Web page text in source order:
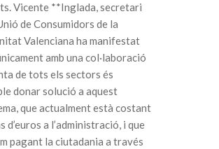
Vicente **Inglada, secretari
de Consumidors de la
Valenciana ha manifestat
amb una col·laboració
de tots els sectors és
donar solució a aquest
que actualment està costant
d’euros a l’administració, i que
pagant la ciutadania a través